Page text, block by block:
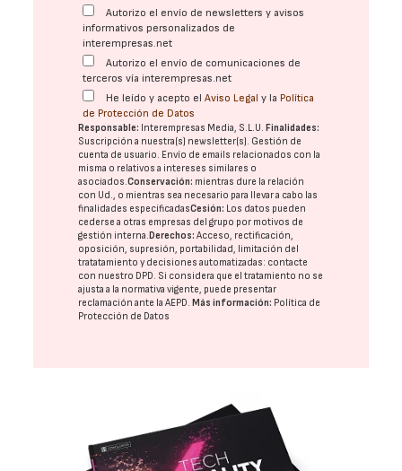
Autorizo el envío de newsletters y avisos
informativos personalizados de
interempresas.net
Autorizo el envío de comunicaciones de
terceros vía interempresas.net
He leído y acepto elAviso Legal y la Política
de Protección de Datos
Responsable: Interempresas Media, S.L.U.Finalidades:
Suscripción a nuestra(s) newsletter(s). Gestión de
cuenta de usuario. Envío de emails relacionados con la
misma o relativos a intereses similares o
asociados.Conservación: mientras dure la relación
con Ud., o mientras sea necesario para llevar a cabo las
finalidades especificadasCesión: Los datos pueden
cederse a otras empresas del grupo por motivos de
gestión interna.Derechos: Acceso, rectificación,
oposición, supresión, portabilidad, limitación del
tratatamiento y decisiones automatizadas: contacte
con nuestro DPD . Si considera que el tratamiento no se
ajusta a la normativa vigente, puede presentar
reclamación ante laAEPD .Más información: Política de
Protección de Datos